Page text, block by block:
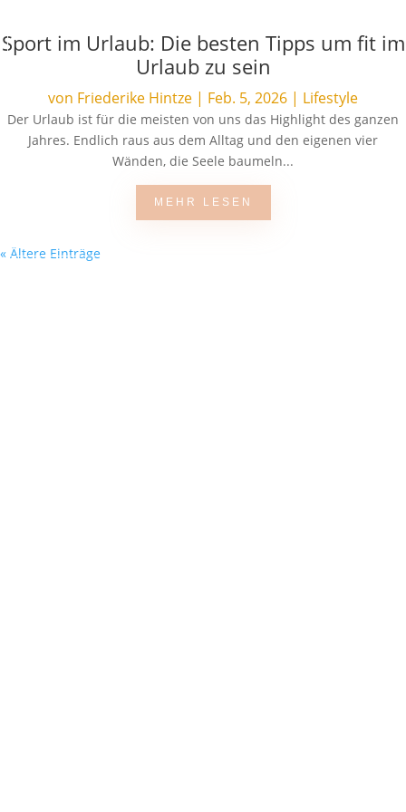
Sport im Urlaub: Die besten Tipps um fit im
Urlaub zu sein
von Friederike Hintze | Feb. 5, 2026 | Lifestyle
Der Urlaub ist für die meisten von uns das Highlight des ganzen
Jahres. Endlich raus aus dem Alltag und den eigenen vier
Wänden, die Seele baumeln...
MEHR LESEN
« Ältere Einträge